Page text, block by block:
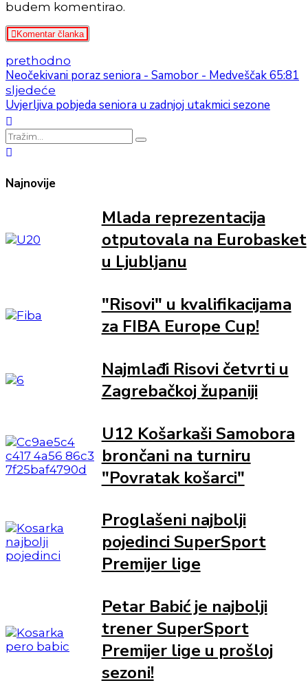
budem komentirao.
Komentar članka
prethodno
Neočekivani poraz seniora - Samobor - Medveščak 65:81
sljedeće
Uvjerljiva pobjeda seniora u zadnjoj utakmici sezone
Najnovije
Mlada reprezentacija
otputovala na Eurobasket
u Ljubljanu
"Risovi" u kvalifikacijama
za FIBA Europe Cup!
Najmlađi Risovi četvrti u
Zagrebačkoj županiji
U12 Košarkaši Samobora
brončani na turniru
"Povratak košarci"
Proglašeni najbolji
pojedinci SuperSport
Premijer lige
Petar Babić je najbolji
trener SuperSport
Premijer lige u prošloj
sezoni!